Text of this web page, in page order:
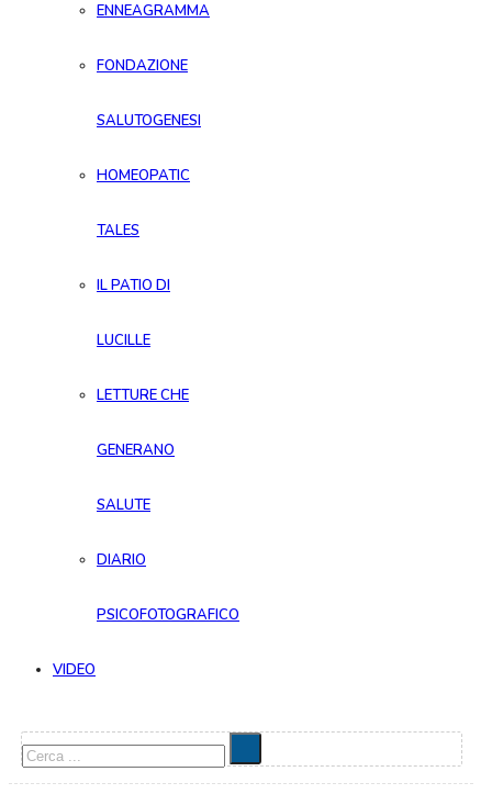
ENNEAGRAMMA
FONDAZIONE
SALUTOGENESI
HOMEOPATIC
TALES
IL PATIO DI
LUCILLE
LETTURE CHE
GENERANO
SALUTE
DIARIO
PSICOFOTOGRAFICO
VIDEO
Cerca